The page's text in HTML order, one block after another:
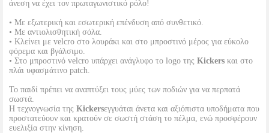
άνεση να έχει τον πρωταγωνιστικό ρόλο!
• Με εξωτερική και εσωτερική επένδυση από συνθετικό.
• Με αντιολισθητική σόλα.
• Κλείνει με velcro στο λουράκι και στο μπροστινό μέρος για εύκολο
φόρεμα και βγάλσιμο.
• Στο μπροστινό velcro υπάρχει ανάγλυφο το logo της Kickers και στο
πλάι υφασμάτινο patch.
Το παιδί πρέπει να αναπτύξει τους μύες των ποδιών για να περπατά
σωστά.
Η τεχνογνωσία της Kickersεγγυάται άνετα και αξιόπιστα υποδήματα που
προστατεύουν και κρατούν σε σωστή στάση το πέλμα, ενώ προσφέρουν
ευελιξία στην κίνηση.